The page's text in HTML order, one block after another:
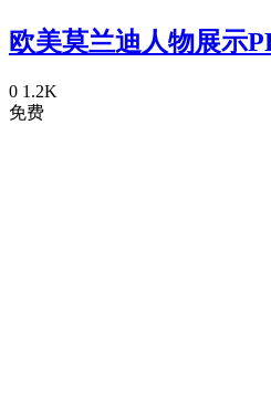
欧美莫兰迪人物展示
0 1.2K
免费